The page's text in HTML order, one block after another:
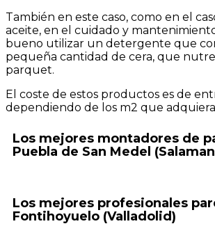
También en este caso, como en el
aceite, en el cuidado y
bueno utilizar un detergente que
pequeña cantidad de cera, que
parquet.
El coste de estos productos es de
dependiendo de los m2 que
Los mejores montadores de
Puebla de San Medel
Los mejores profesionales
Fontihoyuelo (Valladolid)